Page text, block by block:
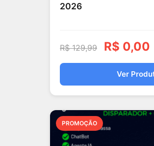
2026
R$129,99 R$ 0,00
Ver
PROMOÇÃO